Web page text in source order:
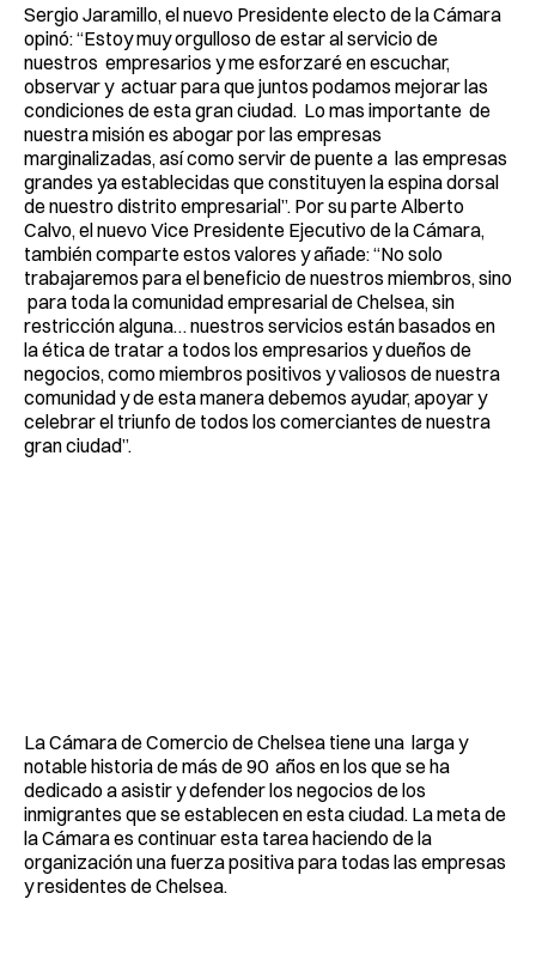
Sergio Jaramillo, el nuevo Presidente electo de la Cámara
opinó: “Estoy muy orgulloso de estar al servicio de
nuestros empresarios y me esforzaré en escuchar,
observar y actuar para que juntos podamos mejorar las
condiciones de esta gran ciudad. Lo mas importante de
nuestra misión es abogar por las empresas
marginalizadas, así como servir de puente a las empresas
grandes ya establecidas que constituyen la espina dorsal
de nuestro distrito empresarial”. Por su parte Alberto
Calvo, el nuevo Vice Presidente Ejecutivo de la Cámara,
también comparte estos valores y añade: “No solo
trabajaremos para el beneficio de nuestros miembros, sino
para toda la comunidad empresarial de Chelsea, sin
restricción alguna… nuestros servicios están basados en
la ética de tratar a todos los empresarios y dueños de
negocios, como miembros positivos y valiosos de nuestra
comunidad y de esta manera debemos ayudar, apoyar y
celebrar el triunfo de todos los comerciantes de nuestra
gran ciudad”.
La Cámara de Comercio de Chelsea tiene una larga y
notable historia de más de 90 años en los que se ha
dedicado a asistir y defender los negocios de los
inmigrantes que se establecen en esta ciudad. La meta de
la Cámara es continuar esta tarea haciendo de la
organización una fuerza positiva para todas las empresas
y residentes de Chelsea.